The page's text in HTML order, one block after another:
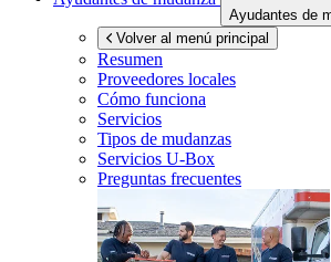
Ayudantes de
Volver al menú principal
Resumen
Proveedores locales
Cómo funciona
Servicios
Tipos de mudanzas
Servicios U-Box
Preguntas frecuentes